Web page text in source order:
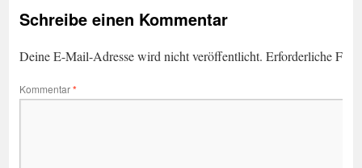
Schreibe einen Kommentar
Deine E-Mail-Adresse wird nicht veröffentlicht. Erforderliche
Kommentar*